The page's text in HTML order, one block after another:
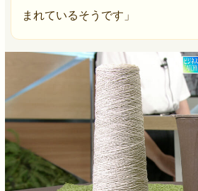
まれているそうです」